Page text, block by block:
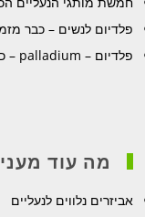
פלדיום לנשים – כבר
פלדיום – palladium – כבר ממזמן לא רק מותג של נעלי עבודה
מה עוד
אביזרים נלווים לנעליים